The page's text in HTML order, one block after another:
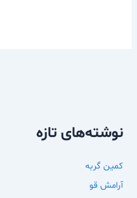
نوشته‌های تازه
کمین گربه
آرامش قو